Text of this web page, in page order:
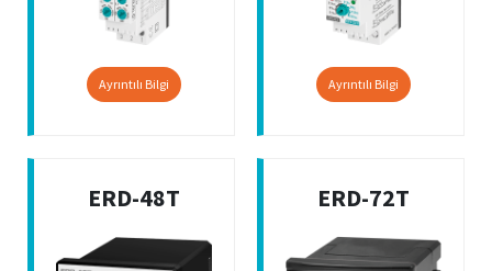
Ayrıntılı Bilgi Ayrıntılı Bilgi
ERD-48T ERD-72T